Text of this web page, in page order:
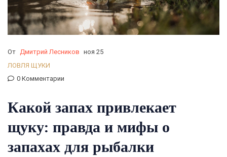
От Дмитрий Лесников ноя 25
ЛОВЛЯ ЩУКИ
0 Комментарии
Какой запах привлекает
щуку: правда и мифы о
запахах для рыбалки